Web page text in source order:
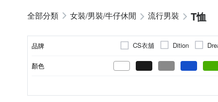
女裝/男裝/牛仔休閒 流行男裝 T恤
品牌 CS衣舖 Dition
oillio 歐洲貴族
pierre
顏色